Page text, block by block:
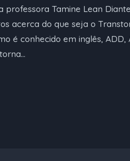
professora Tamine Lean
acerca do que seja o
é conhecido em inglês, ADD,